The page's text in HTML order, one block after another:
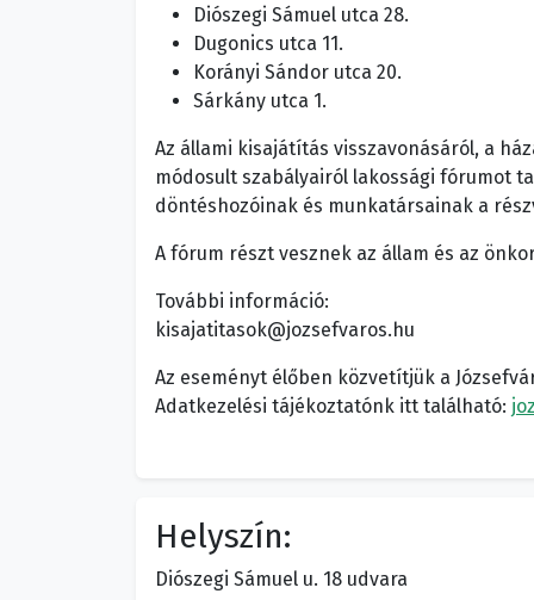
Diószegi Sámuel utca 28.
Dugonics utca 11.
Korányi Sándor utca 20.
Sárkány utca 1.
Az állami kisajátítás visszavonásáról, a
módosult szabályairól lakossági fórumot
döntéshozóinak és munkatársainak a
A fórum részt vesznek az állam és az
További információ:
kisajatitasok@jozsefvaros.hu
Az eseményt élőben közvetítjük a
Adatkezelési tájékoztatónk itt található:
Helyszín:
Diószegi Sámuel u. 18 udvara